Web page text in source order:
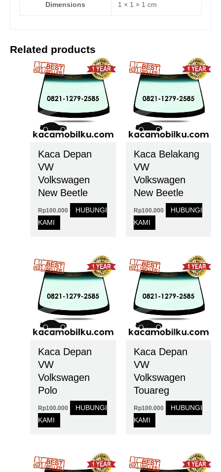
Dimensions 1 × 1 × 1 cm
Related products
Kaca Depan
VW
Volkswagen
New Beetle
Rp100.000
HUBUNGI
KAMI
Kaca Belakang
VW
Volkswagen
New Beetle
Rp100.000
HUBUNGI
KAMI
Kaca Depan
VW
Volkswagen
Polo
Rp100.000
HUBUNGI
KAMI
Kaca Depan
VW
Volkswagen
Touareg
Rp100.000
HUBUNGI
KAMI